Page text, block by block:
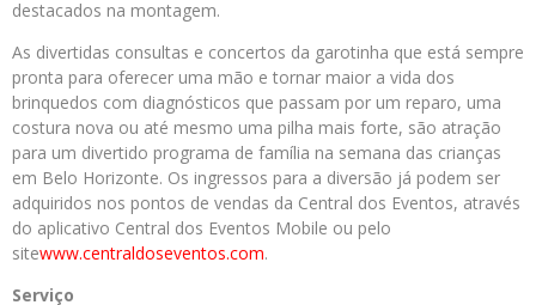
destacados na montagem.
As divertidas consultas e concertos da garotinha que está sempre
pronta para oferecer uma mão e tornar maior a vida dos
brinquedos com diagnósticos que passam por um reparo, uma
costura nova ou até mesmo uma pilha mais forte, são atração
para um divertido programa de família na semana das crianças
em Belo Horizonte. Os ingressos para a diversão já podem ser
adquiridos nos pontos de vendas da Central dos Eventos, através
do aplicativo Central dos Eventos Mobile ou pelo
sitewww.centraldoseventos.com.
Serviço